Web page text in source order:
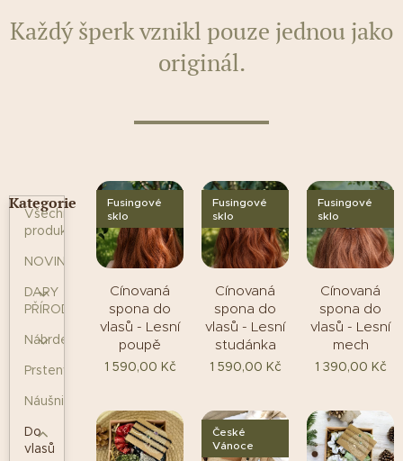
Každý šperk vznikl pouze jednou jako
originál.
Kategorie
Všechny
produkty
NOVINKY
DARY
PŘÍRODY
Náhrdelníky
Prsteny
Náušnice
Do
vlasů
Cínovaná
spona do
vlasů - Lesní
poupě
Fusingové
sklo
1 590,00 Kč
Cínovaná
spona do
vlasů - Lesní
studánka
Fusingové
sklo
1 590,00 Kč
Cínovaná
spona do
vlasů - Lesní
mech
Fusingové
sklo
1 390,00 Kč
České
Vánoce